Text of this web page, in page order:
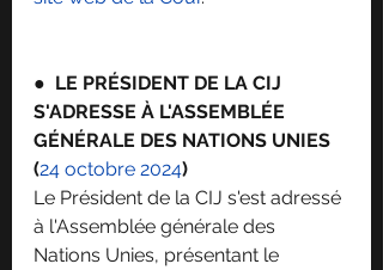
● LE PRÉSIDENT DE LA CIJ
S'ADRESSE À L'ASSEMBLÉE
GÉNÉRALE DES NATIONS UNIES
(24 octobre 2024)
Le Président de la CIJ s'est adressé
à l'Assemblée générale des
Nations Unies, présentant le